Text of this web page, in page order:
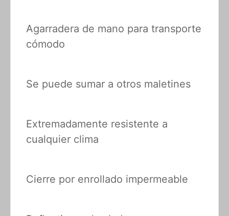
Agarradera de mano para transporte
cómodo
Se puede sumar a otros maletines
Extremadamente resistente a
cualquier clima
Cierre por enrollado impermeable